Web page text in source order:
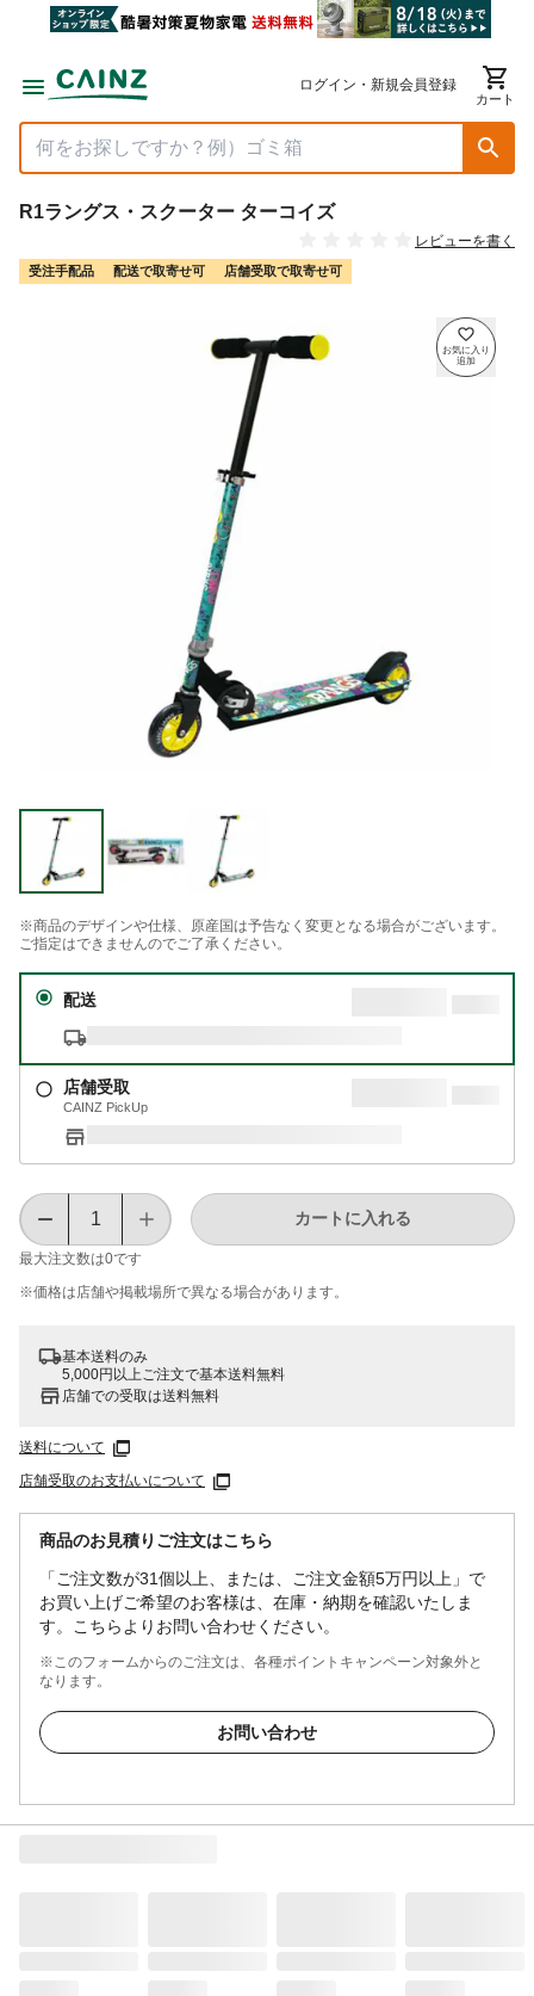
ログイン・新規会員登録
カート
R1ラングス・スクーター ターコイズ
レビューを書く
受注手配品 配送で取寄せ可 店舗受取で取寄せ可
※商品のデザインや仕様、原産国は予告なく変更となる場合がございます。
ご指定はできませんのでご了承ください。
配送
店舗受取
CAINZ PickUp
最大注文数は0です
カートに入れる
※価格は​店舗や​掲載場所で​異なる​場合が​あります。
基本送料のみ
5,000円以上ご注文で基本送料無料
店舗での受取は送料無料
送料について
店舗受取のお支払いについて
商品のお見積りご注文はこちら
「ご注文数が31個以上、または、ご注文金額5万円以上」で
お買い上げご希望のお客様は、在庫・納期を確認いたしま
す。こちらよりお問い合わせください。
※このフォームからのご注文は、各種ポイントキャンペーン対象外と
なります。
お問い合わせ